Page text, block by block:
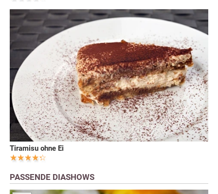
Tiramisu ohne Ei
PASSENDE DIASHOWS